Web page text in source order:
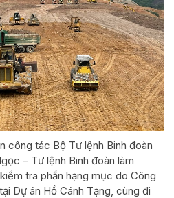
công tác Bộ Tư lệnh Binh đoàn
– Tư lệnh Binh đoàn làm
tra phần hạng mục do Công
Dự án Hồ Cánh Tạng, cùng đi